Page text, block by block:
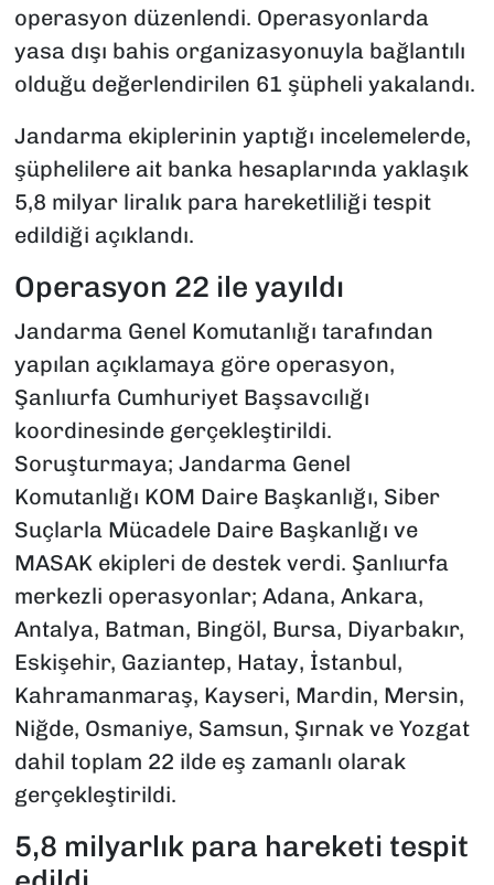
operasyon düzenlendi. Operasyonlarda
yasa dışı bahis organizasyonuyla bağlantılı
olduğu değerlendirilen 61 şüpheli yakalandı.
Jandarma ekiplerinin yaptığı incelemelerde,
şüphelilere ait banka hesaplarında yaklaşık
5,8 milyar liralık para hareketliliği tespit
edildiği açıklandı.
Operasyon 22 ile yayıldı
Jandarma Genel Komutanlığı tarafından
yapılan açıklamaya göre operasyon,
Şanlıurfa Cumhuriyet Başsavcılığı
koordinesinde gerçekleştirildi.
Soruşturmaya; Jandarma Genel
Komutanlığı KOM Daire Başkanlığı, Siber
Suçlarla Mücadele Daire Başkanlığı ve
MASAK ekipleri de destek verdi. Şanlıurfa
merkezli operasyonlar; Adana, Ankara,
Antalya, Batman, Bingöl, Bursa, Diyarbakır,
Eskişehir, Gaziantep, Hatay, İstanbul,
Kahramanmaraş, Kayseri, Mardin, Mersin,
Niğde, Osmaniye, Samsun, Şırnak ve Yozgat
dahil toplam 22 ilde eş zamanlı olarak
gerçekleştirildi.
5,8 milyarlık para hareketi tespit